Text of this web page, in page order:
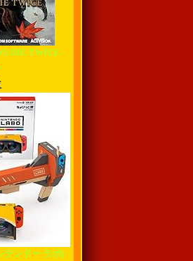
DIE TWICE -
テンドー ラボ)